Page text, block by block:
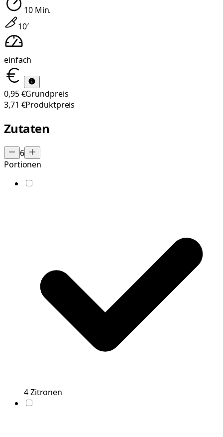
10Min.
10′
einfach
0,95 €Grundpreis
3,71 €Produktpreis
Zutaten
6
Portionen
4Zitronen